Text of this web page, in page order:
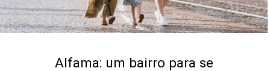
Alfama: um bairro para se